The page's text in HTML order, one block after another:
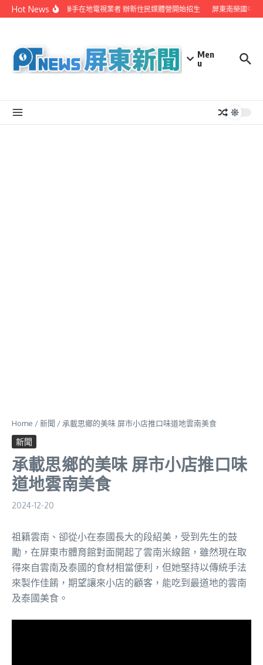
Skip to content
Hot News屏縣府聯手在地電視業者 辦新住民媒體營開始招生 屏東南榮國中
Men
u
Home /新聞 / 承載思鄉的美味 屏市小店推口味道地雲南美食
新聞
承載思鄉的美味 屏市小店推口味
道地雲南美食
2024-12-20
祖籍雲南、卻從小在泰國長大的段紹美，受到先生的鼓
勵，在屏東市體育館對面開起了雲南米線館，雖然現在取
得來自雲南及泰國的食材相當便利，但她堅持以傳統手法
來製作佳餚，期望讓來小店的顧客，能吃到最道地的雲南
及泰國美食。